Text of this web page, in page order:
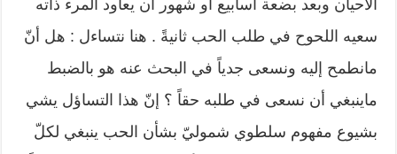
الأحيان وبعد بضعة أسابيع أو شهور أن يعاود المرء ذاته
سعيه اللحوح في طلب الحب ثانيةً . هنا نتساءل : هل أنّ
مانطمح إليه ونسعى جدياً في البحث عنه هو بالضبط
ماينبغي أن نسعى في طلبه حقاً ؟ إنّ هذا التساؤل يشي
بشيوع مفهوم سلطوي شموليّ بشأن الحب ينبغي لكلّ